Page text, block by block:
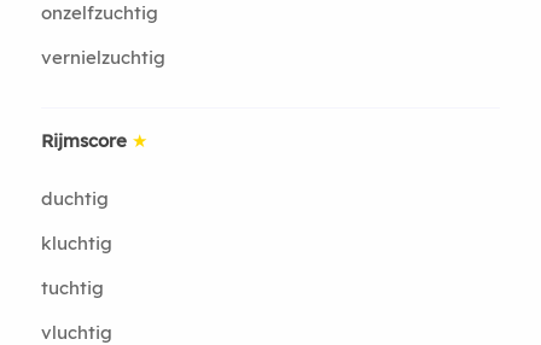
onzelfzuchtig
vernielzuchtig
Rijmscore ★
duchtig
kluchtig
tuchtig
vluchtig